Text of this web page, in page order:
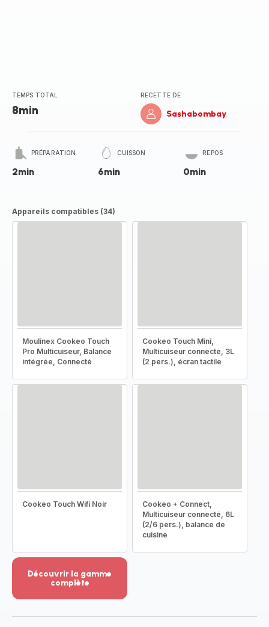
TEMPS TOTAL
8min
RECETTE DE
Sashabombay
PRÉPARATION
2min
CUISSON
6min
REPOS
0min
Appareils compatibles (34)
Moulinex Cookeo Touch
Pro Multicuiseur, Balance
intégrée, Connecté
Cookeo Touch Mini,
Multicuiseur connecté, 3L
(2 pers.), écran tactile
Cookeo Touch Wifi Noir
Cookeo + Connect,
Multicuiseur connecté, 6L
(2/6 pers.), balance de
cuisine
Découvrir la gamme
complète
-